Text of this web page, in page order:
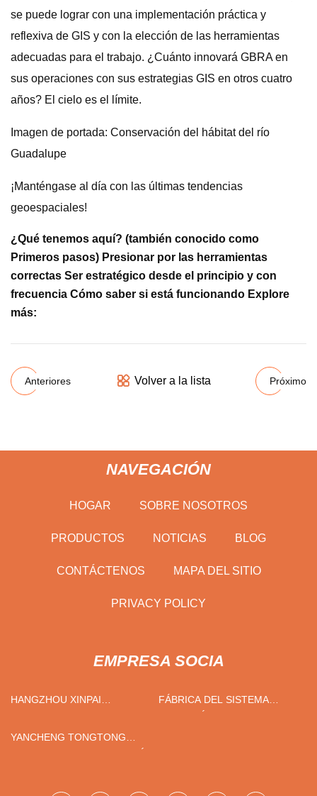
se puede lograr con una implementación práctica y
reflexiva de GIS y con la elección de las herramientas
adecuadas para el trabajo. ¿Cuánto innovará GBRA en
sus operaciones con sus estrategias GIS en otros cuatro
años? El cielo es el límite.
Imagen de portada: Conservación del hábitat del río
Guadalupe
¡Manténgase al día con las últimas tendencias
geoespaciales!
¿Qué tenemos aquí? (también conocido como
Primeros pasos) Presionar por las herramientas
correctas Ser estratégico desde el principio y con
frecuencia Cómo saber si está funcionando Explore
más:
Anteriores Volver a la lista Próximo
NAVEGACIÓN
HOGAR SOBRE NOSOTROS
PRODUCTOS NOTICIAS BLOG
CONTÁCTENOS MAPA DEL SITIO
PRIVACY POLICY
EMPRESA SOCIA
HANGZHOU XINPAI
COMPAÑÍA, LIMITADO
FÁBRICA DEL SISTEMA
YANCHENG TONGTONG